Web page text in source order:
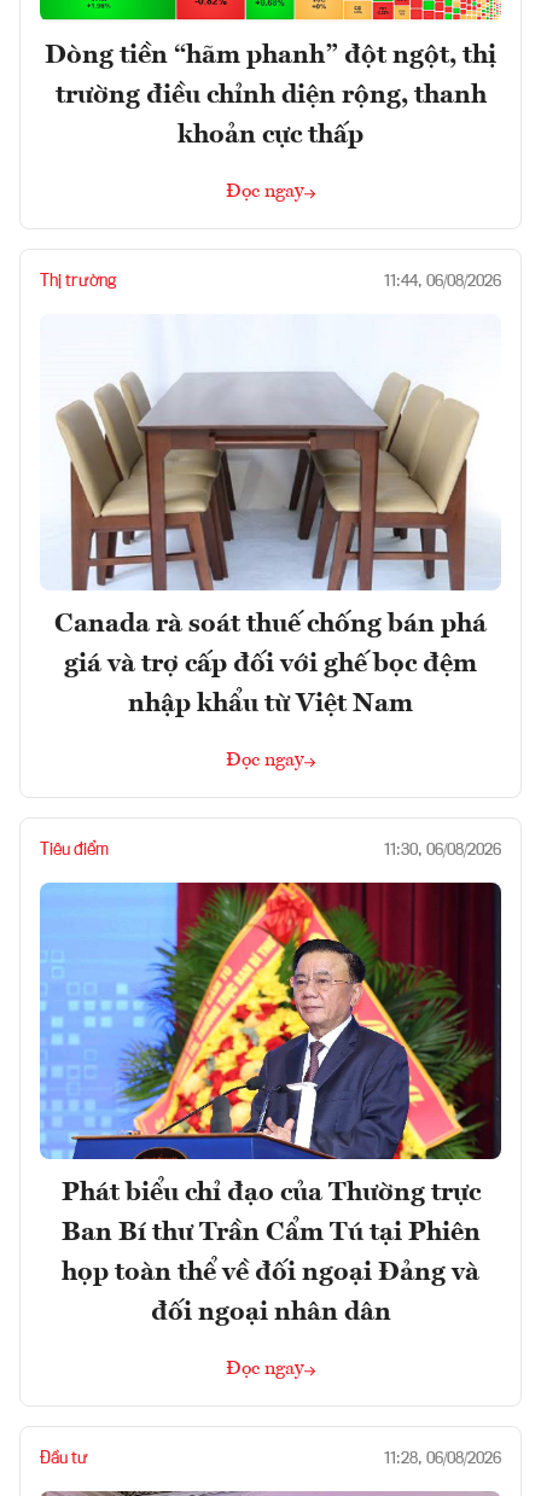
Dòng tiền “hãm phanh” đột ngột, thị
trường điều chỉnh diện rộng, thanh
khoản cực thấp
Đọc ngay
Thị trường 11:44, 06/08/2026
Canada rà soát thuế chống bán phá
giá và trợ cấp đối với ghế bọc đệm
nhập khẩu từ Việt Nam
Đọc ngay
Tiêu điểm 11:30, 06/08/2026
Phát biểu chỉ đạo của Thường trực
Ban Bí thư Trần Cẩm Tú tại Phiên
họp toàn thể về đối ngoại Đảng và
đối ngoại nhân dân
Đọc ngay
Đầu tư 11:28, 06/08/2026